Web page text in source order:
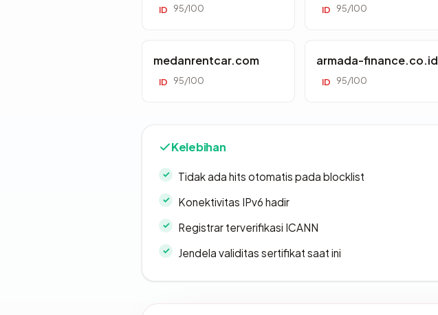
ID 95/100 ID 95/100
medanrentcar.com
ID 95/100
armada-finance.co.id
ID 95/100
Kelebihan
Tidak ada hits otomatis pada blocklist
Konektivitas IPv6 hadir
Registrar terverifikasi ICANN
Jendela validitas sertifikat saat ini